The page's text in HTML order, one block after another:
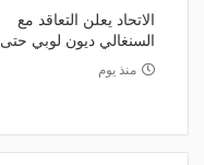
الاتحاد يعلن التعاقد مع
السنغالي ديون لوبي حتى 2029
منذ يوم